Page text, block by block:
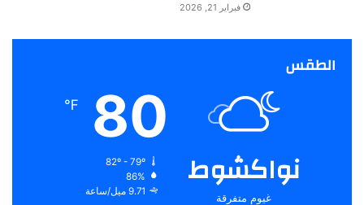
فبراير 21, 2026
الطقس
نواكشوط
غيوم متفرقة
80
℉
82º - 79º
86%
9.71 ميل/ساعة